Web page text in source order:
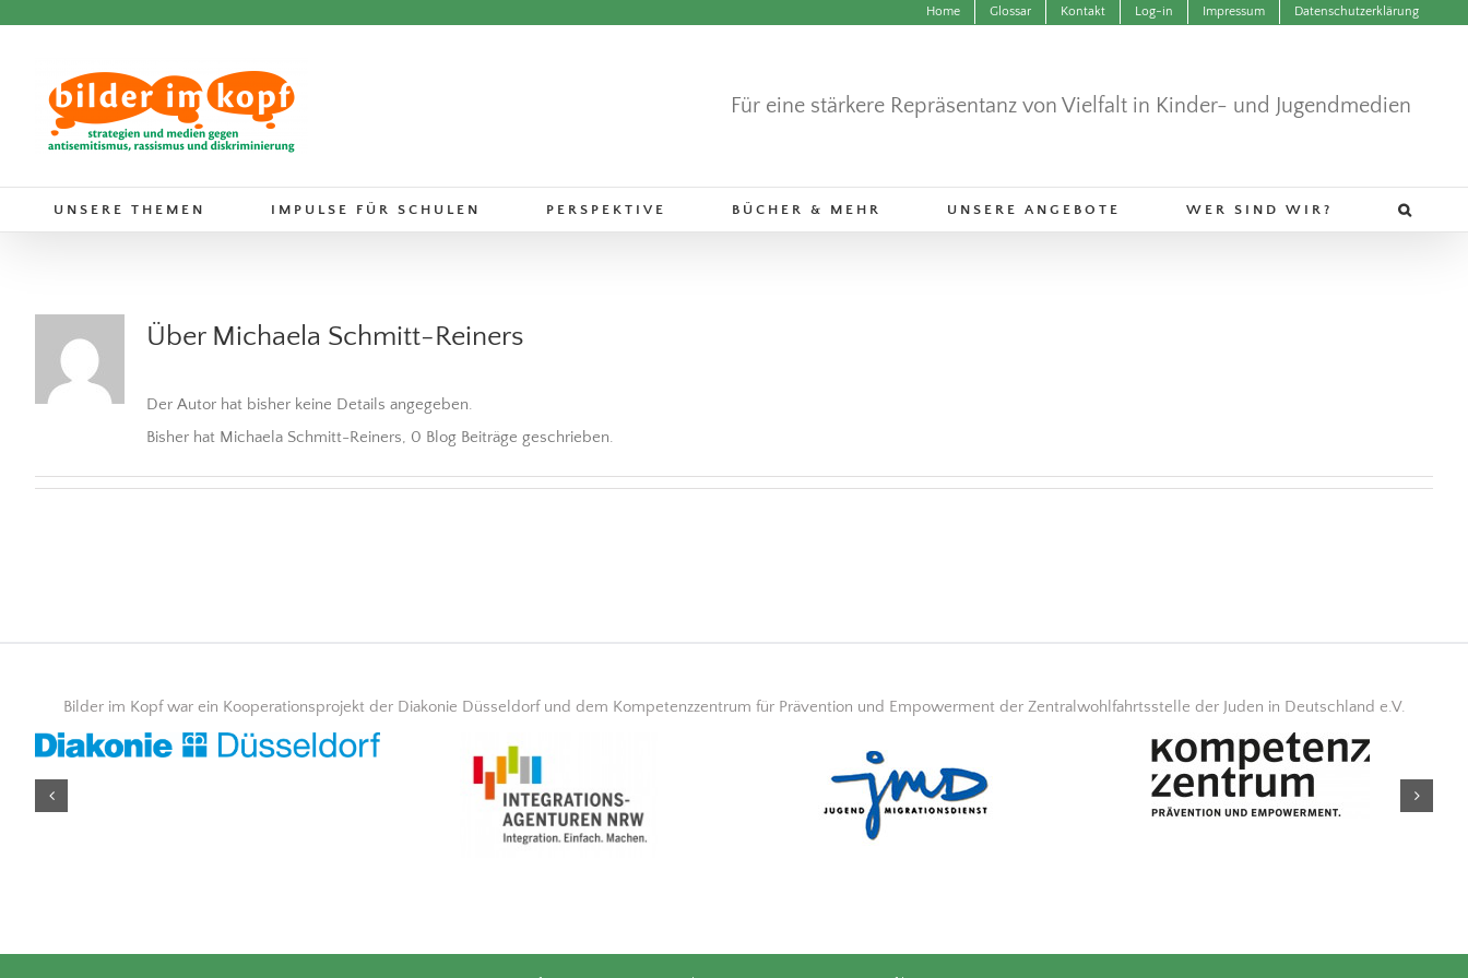
Home Glossar Kontakt Log-in Impressum Datenschutzerklärung
Für eine stärkere Repräsentanz von Vielfalt in Kinder- und Jugendmedien
UNSERE THEMEN IMPULSE FÜR SCHULEN PERSPEKTIVE BÜCHER & MEHR UNSERE ANGEBOTE WER SIND WIR?
Über Michaela Schmitt-Reiners
Der Autor hat bisher keine Details angegeben.
Bisher hat Michaela Schmitt-Reiners, 0 Blog Beiträge geschrieben.
Bilder im Kopf war ein Kooperationsprojekt der Diakonie Düsseldorf und dem Kompetenzzentrum für Prävention und Empowerment der Zentralwohlfahrtsstelle der Juden in Deutschland e.V.